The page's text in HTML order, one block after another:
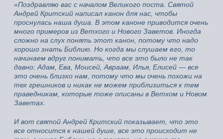
«Поздравляю вас с началом Великого поста. Святой
Андрей Критский написал канон для нас, чтобы
проснулась наша душа. В этом каноне приводится очень
много примеров из Ветхого и Нового Заветов. Иногда
сложно на слух понять этот канон, потому что надо
хорошо знать Библию. Но когда мы слушаем его, то
начинаем вдруг понимать, что все это было не так
давно: Адам, Ева, Моисей, Авраам, Илья, Елисей — все
это очень близко нам, потому что мы очень похожи на
тех грешников и никак не можем приблизиться к тем
праведникам, которые тоже описаны в Ветхом и Новом
Заветах.
И вот святой Андрей Критский показывает, что это
все относится к нашей душе, все это происходит не